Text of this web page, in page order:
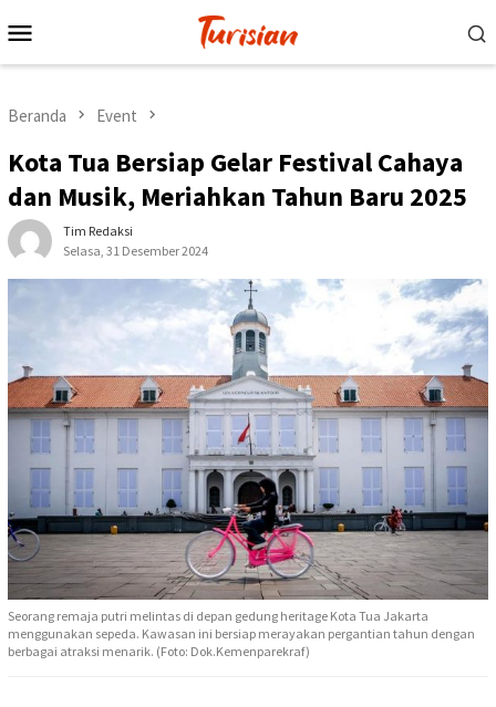
ke
Mobile
Beranda Event
Kota Tua Bersiap Gelar Festival Cahaya
dan Musik, Meriahkan Tahun Baru 2025
Tim Redaksi
Selasa, 31 Desember 2024
Seorang remaja putri melintas di depan gedung heritage Kota Tua Jakarta
menggunakan sepeda. Kawasan ini bersiap merayakan pergantian tahun dengan
berbagai atraksi menarik. (Foto: Dok.Kemenparekraf)